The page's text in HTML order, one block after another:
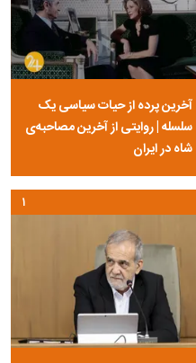
آخرین پرده از حیات سیاسی یک
سلسله | روایتی از آخرین مصاحبه‌ی
شاه در ایران
۱